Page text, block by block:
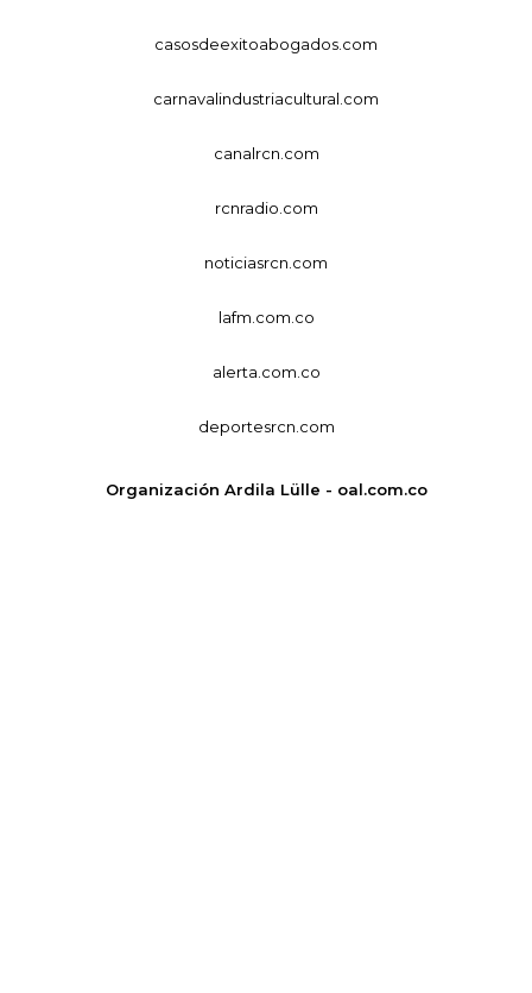
casosdeexitoabogados.com
carnavalindustriacultural.com
canalrcn.com
rcnradio.com
noticiasrcn.com
lafm.com.co
alerta.com.co
deportesrcn.com
Organización Ardila Lülle - oal.com.co